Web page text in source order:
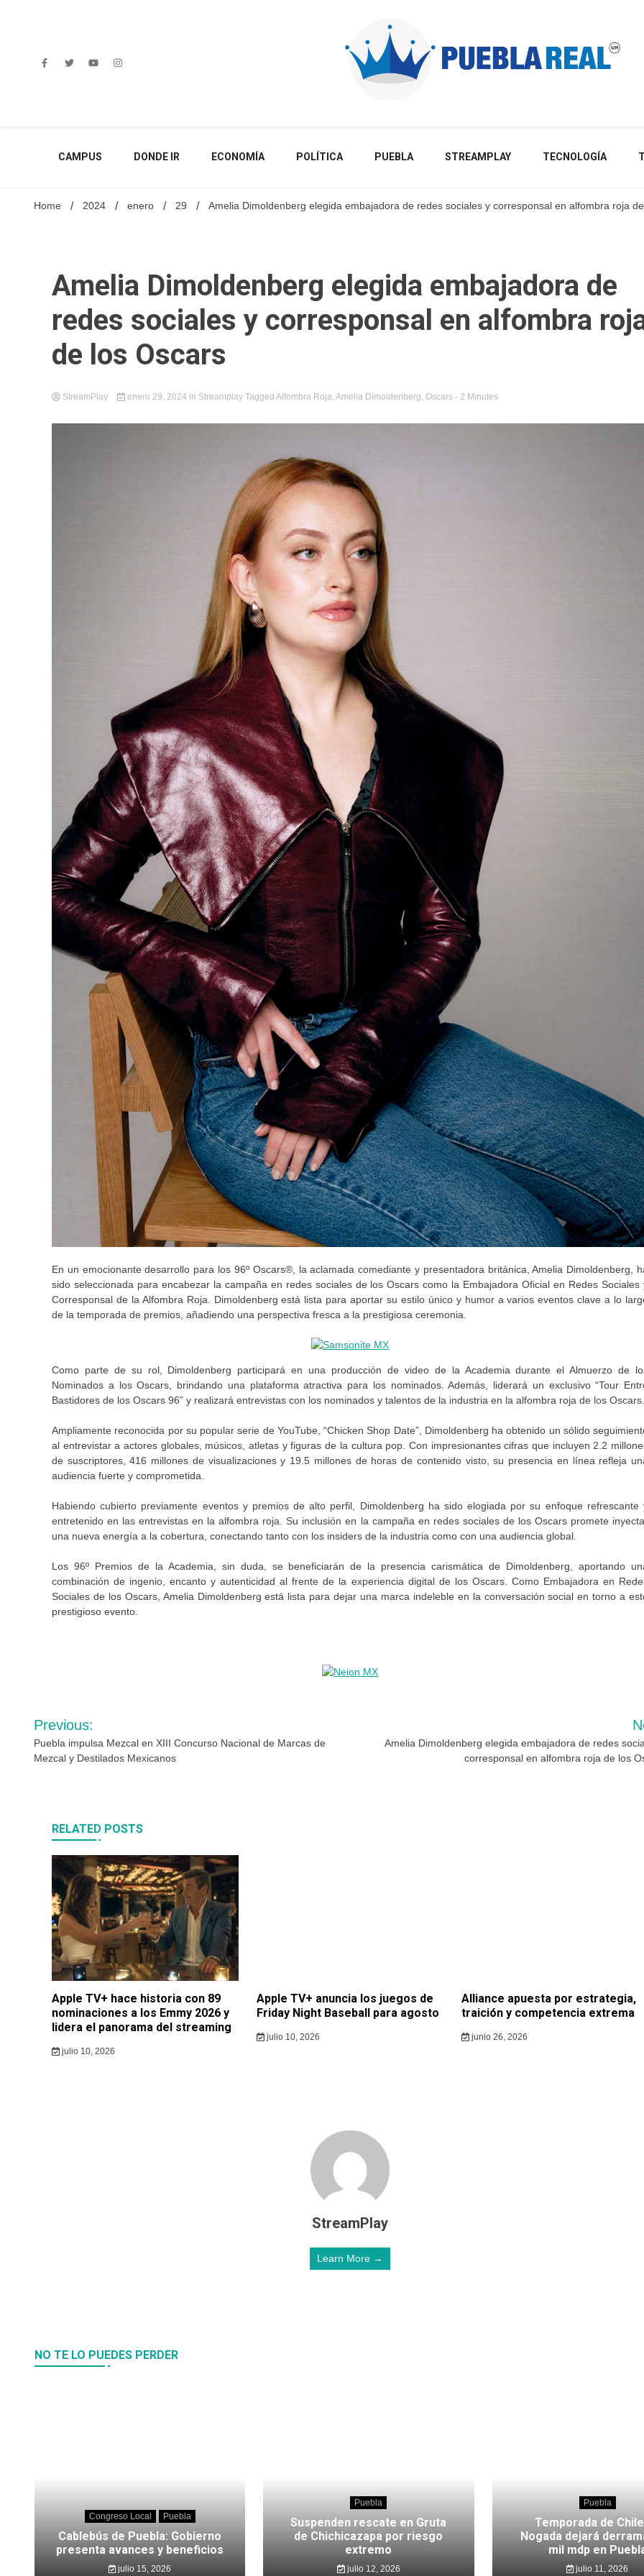
CAMPUS DONDE IR ECONOMÍA POLÍTICA PUEBLA STREAMPLAY TECNOLOGÍA
Home 2024 enero 29 Amelia Dimoldenberg elegida embajadora de redes sociales y corresponsal en alfombra roja
Amelia Dimoldenberg elegida embajadora de
redes sociales y corresponsal en alfombra
de los Oscars
StreamPlay enero 29, 2024 in Streamplay Tagged Alfombra Roja, Amelia Dimoldenberg, Oscars - 2 Minutes
En un emocionante desarrollo para los 96º Oscars®, la aclamada comediante y presentadora británica, Amelia Dimoldenberg,
sido seleccionada para encabezar la campaña en redes sociales de los Oscars como la Embajadora Oficial en Redes Sociales
Corresponsal de la Alfombra Roja. Dimoldenberg está lista para aportar su estilo único y humor a varios eventos clave a lo
de la temporada de premios, añadiendo una perspectiva fresca a la prestigiosa ceremonia.
Como parte de su rol, Dimoldenberg participará en una producción de video de la Academia durante el Almuerzo de
Nominados a los Oscars, brindando una plataforma atractiva para los nominados. Además, liderará un exclusivo “Tour
Bastidores de los Oscars 96” y realizará entrevistas con los nominados y talentos de la industria en la alfombra roja de los Oscars.
Ampliamente reconocida por su popular serie de YouTube, “Chicken Shop Date”, Dimoldenberg ha obtenido un sólido
al entrevistar a actores globales, músicos, atletas y figuras de la cultura pop. Con impresionantes cifras que incluyen 2.2
de suscriptores, 416 millones de visualizaciones y 19.5 millones de horas de contenido visto, su presencia en línea refleja
audiencia fuerte y comprometida.
Habiendo cubierto previamente eventos y premios de alto perfil, Dimoldenberg ha sido elogiada por su enfoque refrescante
entretenido en las entrevistas en la alfombra roja. Su inclusión en la campaña en redes sociales de los Oscars promete
una nueva energía a la cobertura, conectando tanto con los insiders de la industria como con una audiencia global.
Los 96º Premios de la Academia, sin duda, se beneficiarán de la presencia carismática de Dimoldenberg, aportando
combinación de ingenio, encanto y autenticidad al frente de la experiencia digital de los Oscars. Como Embajadora en
Sociales de los Oscars, Amelia Dimoldenberg está lista para dejar una marca indeleble en la conversación social en torno a
prestigioso evento.
Navegación
de
Previous:
Puebla impulsa Mezcal en XIII Concurso Nacional de Marcas de
Mezcal y Destilados Mexicanos
Amelia Dimoldenberg elegida embajadora de redes
corresponsal en alfombra roja de los
RELATED POSTS
Apple TV+ hace historia con 89
nominaciones a los Emmy 2026 y
lidera el panorama del streaming
julio 10, 2026
Apple TV+ anuncia los juegos de
Friday Night Baseball para agosto
julio 10, 2026
Alliance apuesta por estrategia,
traición y competencia extrema
junio 26, 2026
StreamPlay
Learn More →
NO TE LO PUEDES PERDER
Congreso Local Puebla
Cablebús de Puebla: Gobierno
presenta avances y beneficios
julio 15, 2026
Puebla
Suspenden rescate en Gruta
de Chichicazapa por riesgo
extremo
julio 12, 2026
Puebla
Temporada de
Nogada dejará
mil mdp en
julio 11, 2026